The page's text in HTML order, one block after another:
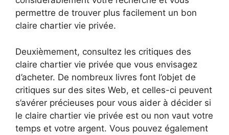
permettre de trouver plus facilement un bon
claire chartier vie privée.
Deuxièmement, consultez les critiques des
claire chartier vie privée que vous envisagez
d’acheter. De nombreux livres font l’objet de
critiques sur des sites Web, et celles-ci peuvent
s’avérer précieuses pour vous aider à décider si
le claire chartier vie privée est ou non vaut votre
temps et votre argent. Vous pouvez également